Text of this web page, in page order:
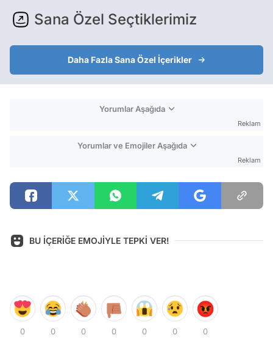
Sana Özel Seçtiklerimiz
Daha Fazla Sana Özel İçerikler
Yorumlar Aşağıda
Reklam
Yorumlar ve Emojiler Aşağıda
Reklam
BU İÇERİĞE EMOJİYLE TEPKİ VER!
0 0 0 0 0 0 0